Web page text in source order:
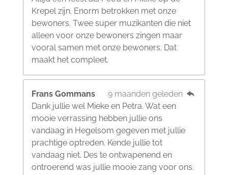
Krepel zijn. Enorm betrokken met onze
bewoners. Twee super muzikanten die niet
alleen voor onze bewoners zingen maar
vooral samen met onze bewoners. Dat
maakt het compleet.
Frans Gommans
9 maanden geleden
Dank jullie wel Mieke en Petra. Wat een
mooie verrassing hebben jullie ons
vandaag in Hegelsom gegeven met jullie
prachtige optreden. Kende jullie tot
vandaag niet. Des te ontwapenend en
ontroerend was jullie mooie zang voor ons.